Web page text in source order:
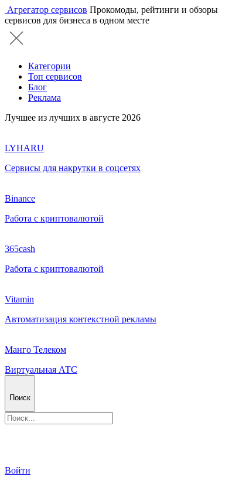
Агрегатор сервисов Прокомоды, рейтинги и обзоры
сервисов для бизнеса в одном месте
Категории
Топ сервисов
Блог
Реклама
Лучшее из лучших в августе 2026
LYHARU
Сервисы для накрутки в соцсетях
Binance
Работа с криптовалютой
365cash
Работа с криптовалютой
Vitamin
Автоматизация контекстной рекламы
Манго Телеком
Виртуальная АТС
Поиск
Войти